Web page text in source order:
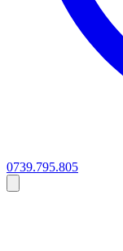
0739.795.805